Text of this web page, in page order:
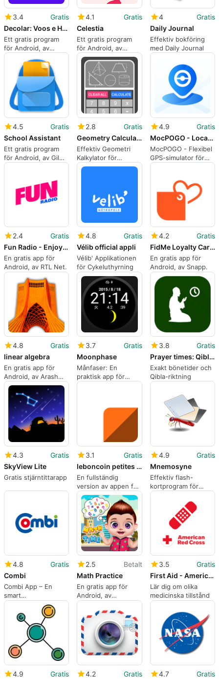
3.4
Gratis
Decolar: Voos e Hotéis
Ett gratis program
för Android, av
Decolar
4.1
Gratis
Celestia
Ett gratis program
för Android, av
Celestial Technology
Pty Ltd.
4
Gratis
Daily Journal
Effektiv bokföring
med Daily Journal
4.5
Gratis
School Assistant
Ett gratis program
för Android, av Gil
Castro.
2.8
Gratis
Geometry Calculator
Effektiv Geometri
Kalkylator för
Android
4.9
Gratis
MocPOGO - Location Changer
MocPOGO - Flexibel
GPS-simulator för
Android
2.4
Gratis
Fun Radio - Enjoy the music
En gratis app för
Android, av RTL Net.
4.8
Gratis
Vélib official appli
Vélib' Applikationen
för Cykeluthyrning
4.2
Gratis
FidMe Loyalty Cards Deals at Grocery Supermarket
En gratis app för
Android, av Snapp.
4.8
Gratis
linear algebra
En gratis app för
Android, av Arash
Gholami.
3.7
Gratis
Moonphase
Månfaser: En
praktisk app för
Android Wear
3.8
Gratis
Prayer times: Qibla Azan
Exakt bönetider och
Qibla-riktning
4.3
Gratis
SkyView Lite
Gratis stjärntittarapp
3.1
Gratis
leboncoin petites annonces
En fullständig
version av appen för
Android, av LBC
France.
4.9
Gratis
Mnemosyne
Effektiv flash-
kortprogram för
inlärning
4.8
Gratis
Combi
Combi App – En
smart
shoppinglösning
2.5
Betalt
Math Practice
En gratis app för
Android, av
A1Games.
3.5
Gratis
First Aid - American Red Cross
Lär dig om olika
medicinska tillstånd
4.9
Gratis
4.2
Gratis
4.7
Gratis